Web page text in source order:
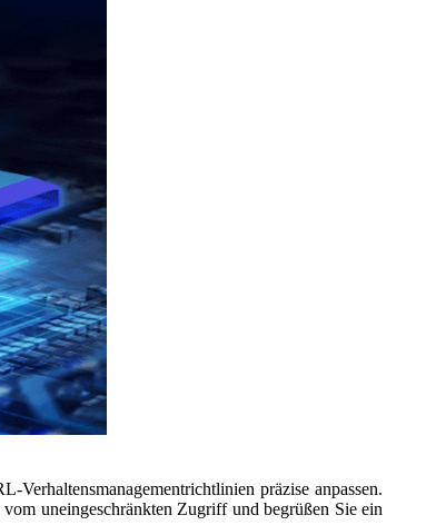
präzise anpassen.
uneingeschränkten Zugriff und begrüßen Sie ein